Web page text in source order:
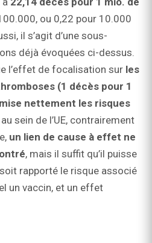
ou 0,22 pour 10.000
il s’agit d’une sous-
déjà évoquées ci-dessus.
l’effet de focalisation sur les
(1 décès pour 1
nettement les risques
sein de l’UE, contrairement
un lien de cause à effet ne
, mais il suffit qu’il puisse
rapporté le risque associé
un vaccin, et un effet